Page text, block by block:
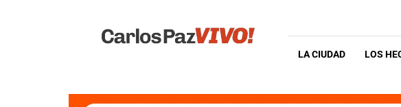
Vivo
LA CIUDAD LOS